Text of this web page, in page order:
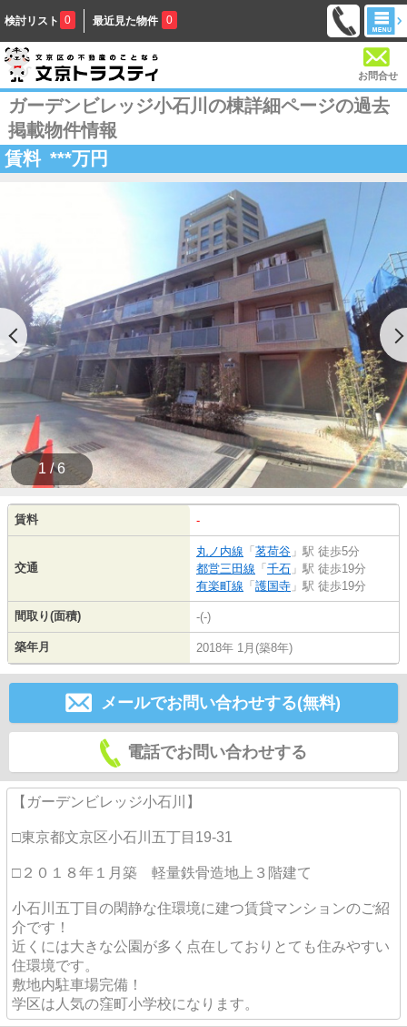
検討リスト 0 最近見た物件 0
お問合せ
ガーデンビレッジ小石川の棟詳細ページの過去
掲載物件情報
賃料 ***万円
1 / 6
賃料 -
交通
丸ノ内線 「 茗荷谷 」駅 徒歩5分
都営三田線 「 千石 」駅 徒歩19分
有楽町線 「 護国寺 」駅 徒歩19分
間取り(面積) -(-)
築年月 2018年 1月(築8年)
メールでお問い合わせする(無料)
電話でお問い合わせする
【ガーデンビレッジ小石川】
□東京都文京区小石川五丁目19-31
□２０１８年１月築 軽量鉄骨造地上３階建て
小石川五丁目の閑静な住環境に建つ賃貸マンションのご紹
介です！
近くには大きな公園が多く点在しておりとても住みやすい
住環境です。
敷地内駐車場完備！
学区は人気の窪町小学校になります。